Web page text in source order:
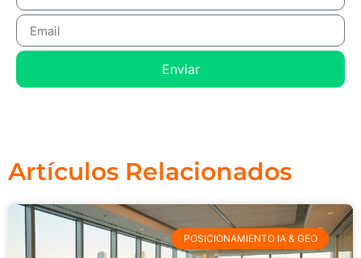
Enviar
Artículos Relacionados
POSICIONAMIENTO IA & GEO